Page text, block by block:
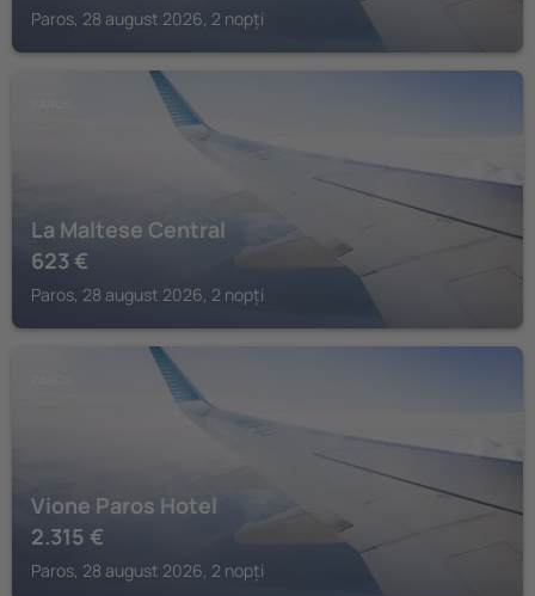
Paros, 28 august 2026, 2 nopți
La Maltese Central
623 €
Paros, 28 august 2026, 2 nopți
Vione Paros Hotel
2.315 €
Paros, 28 august 2026, 2 nopți